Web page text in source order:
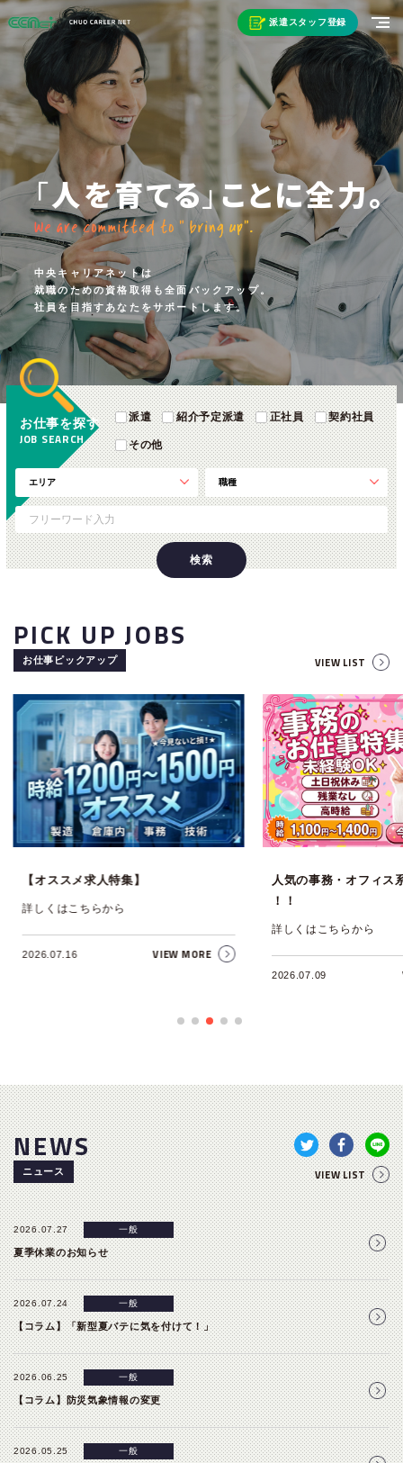
派遣スタッフ登録
「人を育てる」ことに全力。
中央キャリアネットは
就職のための資格取得も全面バックアップ。
社員を目指すあなたをサポートします。
お仕事を探す
JOB SEARCH
派遣 紹介予定派遣 正社員 契約社員
その他
PICK UP JOBS
お仕事ピックアップ VIEW LIST
人気の事務・オフィス系のお仕事特集
！！
Web面談を知っていま
詳しくはこちらから
2020.04.24
NEWS
ニュース VIEW LIST
2026.07.27 一般
夏季休業のお知らせ
2026.07.24 一般
【コラム】「新型夏バテに気を付けて！」
2026.06.25 一般
【コラム】防災気象情報の変更
2026.05.25 一般